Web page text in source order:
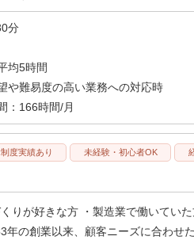
分
均5時間
や難易度の高い業務への対応時
：166時間/月
度実績あり 未経験・初心者OK
りが好きな方 ・製造業で働いてい
の創業以来、顧客ニーズに合わせ